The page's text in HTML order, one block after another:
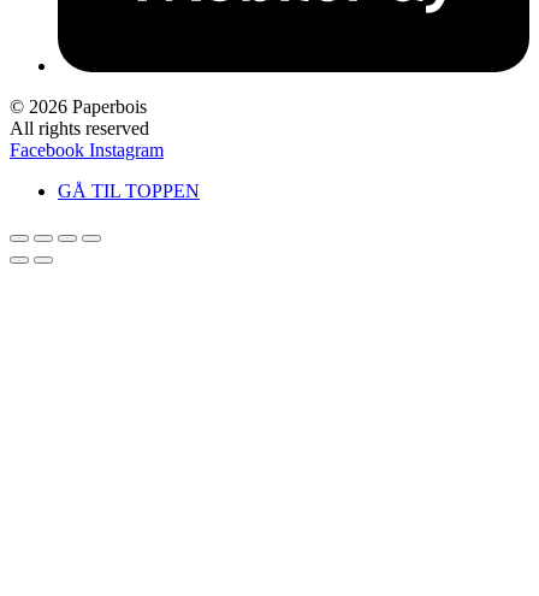
© 2026 Paperbois
All rights reserved
Facebook Instagram
GÅ TIL TOPPEN